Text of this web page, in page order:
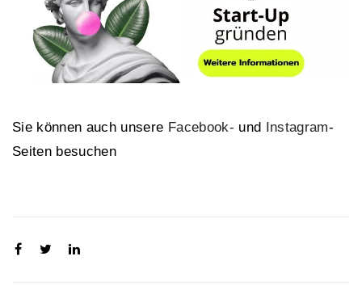
Sie können auch unsere Facebook- und Instagram-
Seiten besuchen